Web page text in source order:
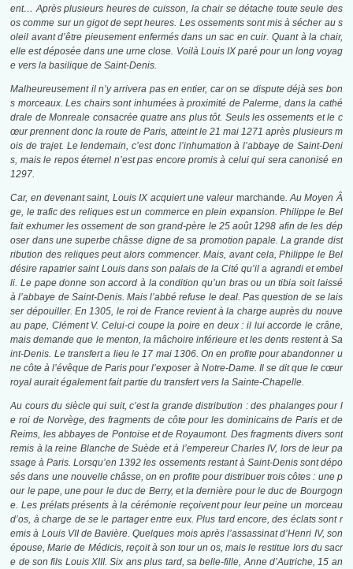
ent… Après plusieurs heures de cuisson, la chair se détache toute seule des
os comme sur un gigot de sept heures. Les ossements sont mis à sécher au s
oleil avant d’être pieusement enfermés dans un sac en cuir. Quant à la chair,
elle est déposée dans une urne close. Voilà Louis IX paré pour un long voyag
e vers la basilique de Saint-Denis.
Malheureusement il n’y arrivera pas en entier, car on se dispute déjà ses bon
s morceaux. Les chairs sont inhumées à proximité de Palerme, dans la cathé
drale de Monreale consacrée quatre ans plus tôt. Seuls les ossements et le c
œur prennent donc la route de Paris, atteint le 21 mai 1271 après plusieurs m
ois de trajet. Le lendemain, c’est donc l’inhumation à l’abbaye de Saint-Deni
s, mais le repos éternel n’est pas encore promis à celui qui sera canonisé en
1297.
Car, en devenant saint, Louis IX acquiert une valeur marchande. Au Moyen Â
ge, le trafic des reliques est un commerce en plein expansion. Philippe le Bel
fait exhumer les ossement de son grand-père le 25 août 1298 afin de les dép
oser dans une superbe châsse digne de sa promotion papale. La grande dist
ribution des reliques peut alors commencer. Mais, avant cela, Philippe le Bel
désire rapatrier saint Louis dans son palais de la Cité qu’il a agrandi et embel
li. Le pape donne son accord à la condition qu’un bras ou un tibia soit laissé
à l’abbaye de Saint-Denis. Mais l’abbé refuse le deal. Pas question de se lais
ser dépouiller. En 1305, le roi de France revient à la charge auprès du nouve
au pape, Clément V. Celui-ci coupe la poire en deux : il lui accorde le crâne,
mais demande que le menton, la mâchoire inférieure et les dents restent à Sa
int-Denis. Le transfert a lieu le 17 mai 1306. On en profite pour abandonner u
ne côte à l’évêque de Paris pour l’exposer à Notre-Dame. Il se dit que le cœur
royal aurait également fait partie du transfert vers la Sainte-Chapelle.
Au cours du siècle qui suit, c’est la grande distribution : des phalanges pour l
e roi de Norvège, des fragments de côte pour les dominicains de Paris et de
Reims, les abbayes de Pontoise et de Royaumont. Des fragments divers sont
remis à la reine Blanche de Suède et à l’empereur Charles IV, lors de leur pa
ssage à Paris. Lorsqu’en 1392 les ossements restant à Saint-Denis sont dépo
sés dans une nouvelle châsse, on en profite pour distribuer trois côtes : une p
our le pape, une pour le duc de Berry, et la dernière pour le duc de Bourgogn
e. Les prélats présents à la cérémonie reçoivent pour leur peine un morceau
d’os, à charge de se le partager entre eux. Plus tard encore, des éclats sont r
emis à Louis VII de Bavière. Quelques mois après l’assassinat d’Henri IV, son
épouse, Marie de Médicis, reçoit à son tour un os, mais le restitue lors du sacr
e de son fils Louis XIII. Six ans plus tard, sa belle-fille, Anne d’Autriche, 15 an